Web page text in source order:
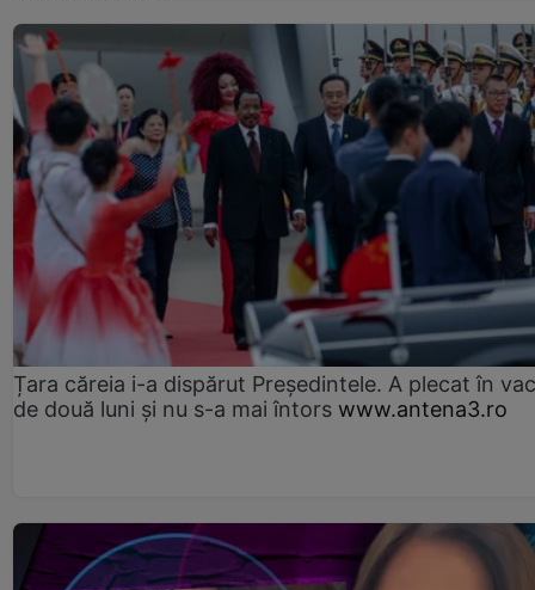
Țara căreia i-a dispărut Președintele. A plecat în
de două luni și nu s-a mai întors www.antena3.ro